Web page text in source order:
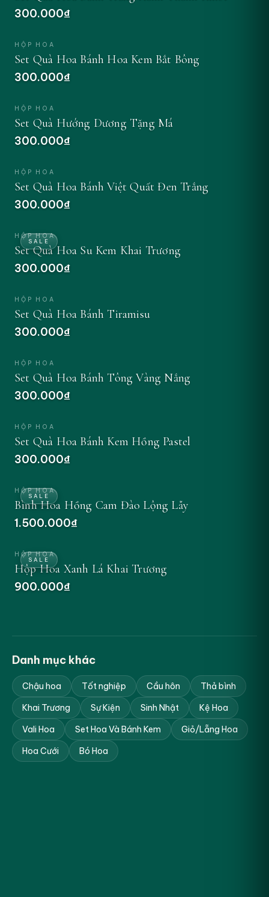
300.000₫
HỘP HOA
Set Quà Hoa Bánh Hoa Kem Bắt Bông
300.000₫
HỘP HOA
Set Quà Hướng Dương Tặng Má
300.000₫
HỘP HOA
Set Quà Hoa Bánh Việt Quất Đen Trắng
300.000₫
SALE
HỘP HOA
Set Quà Hoa Su Kem Khai Trương
300.000₫
HỘP HOA
Set Quà Hoa Bánh Tiramisu
300.000₫
HỘP HOA
Set Quà Hoa Bánh Tông Vàng Nắng
300.000₫
HỘP HOA
Set Quà Hoa Bánh Kem Hồng Pastel
300.000₫
SALE
HỘP HOA
Bình Hoa Hồng Cam Đào Lộng Lẫy
1.500.000₫
SALE
HỘP HOA
Hộp Hoa Xanh Lá Khai Trương
900.000₫
Danh mục khác
Chậu hoa Tốt nghiệp Cầu hôn
Thả bình
Khai Trương
Sự Kiện Sinh Nhật
Kệ Hoa
Vali Hoa
Set Hoa Và Bánh Kem
Giỏ/Lẵng Hoa
Hoa Cưới
Bó Hoa